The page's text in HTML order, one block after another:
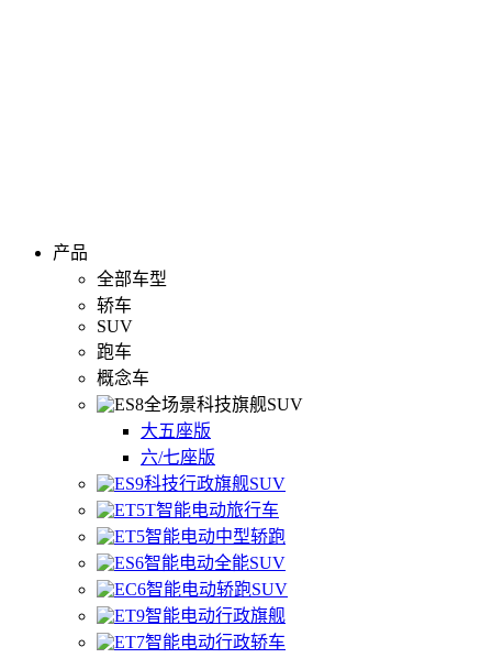
产品
全部车型
轿车
SUV
跑车
概念车
全场景科技旗舰SUV
大五座版
六/七座版
科技行政旗舰SUV
智能电动旅行车
智能电动中型轿跑
智能电动全能SUV
智能电动轿跑SUV
智能电动行政旗舰
智能电动行政轿车